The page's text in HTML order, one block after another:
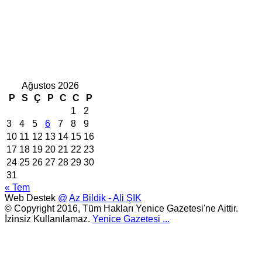
Ağustos 2026
P
S Ç P C C
P
1
2
3
4 5 6 7 8
9
10 11 12 13 14 15 16
17 18 19 20 21 22 23
24 25 26 27 28 29 30
31
« Tem
Web Destek @ Az Bildik - Ali ŞIK
© Copyright 2016, Tüm Hakları Yenice Gazetesi'ne Aittir.
İzinsiz Kullanılamaz. Yenice Gazetesi ...